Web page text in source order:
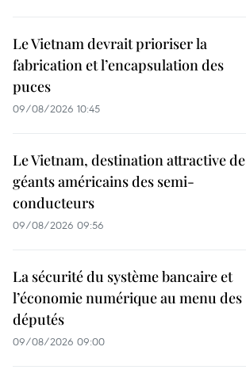
Le Vietnam devrait prioriser la
fabrication et l’encapsulation des
puces
09/08/2026 10:45
Le Vietnam, destination attractive de
géants américains des semi-
conducteurs
09/08/2026 09:56
La sécurité du système bancaire et
l’économie numérique au menu des
députés
09/08/2026 09:00